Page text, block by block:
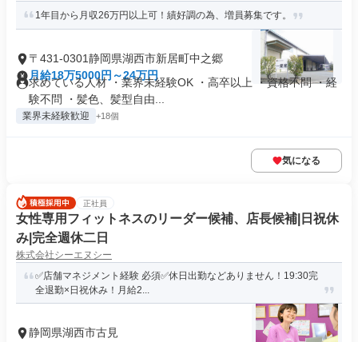
1年目から月収26万円以上可！績好調の為、増員募集です。
〒431-0301静岡県湖西市新居町中之郷
月給18万5000円～24万円
求めている人材 ・業界未経験OK ・高卒以上 ・資格不問 ・経
験不問 ・髪色、髪型自由...
業界未経験歓迎 +18個
気になる
正社員
女性専用フィットネスのリーダー候補、店長候補|日祝休
み|完全週休二日
株式会社シーエヌシー
✅店舗マネジメント経験 必須✅休日出勤などありません！19:30完
全退勤×日祝休み！月給2...
静岡県湖西市古見